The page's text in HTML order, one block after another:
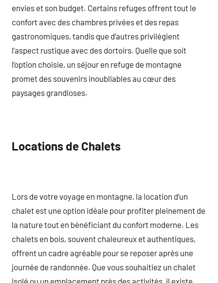
envies et son budget. Certains refuges offrent tout le
confort avec des chambres privées et des repas
gastronomiques, tandis que d’autres privilégient
l’aspect rustique avec des dortoirs. Quelle que soit
l’option choisie, un séjour en refuge de montagne
promet des souvenirs inoubliables au cœur des
paysages grandioses.
Locations de Chalets
Lors de votre voyage en montagne, la location d’un
chalet est une option idéale pour profiter pleinement de
la nature tout en bénéficiant du confort moderne. Les
chalets en bois, souvent chaleureux et authentiques,
offrent un cadre agréable pour se reposer après une
journée de randonnée. Que vous souhaitiez un chalet
isolé ou un emplacement près des activités, il existe